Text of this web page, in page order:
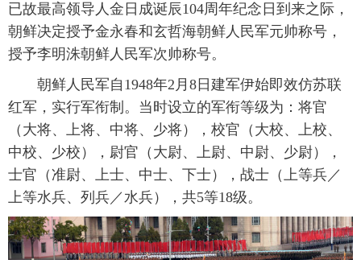
已故最高领导人金日成诞辰104周年纪念日到来之际，
朝鲜决定授予金永春和玄哲海朝鲜人民军元帅称号，
授予李明洙朝鲜人民军次帅称号。
朝鲜人民军自1948年2月8日建军伊始即效仿苏联
红军，实行军衔制。当时设立的军衔等级为：将官
（大将、上将、中将、少将），校官（大校、上校、
中校、少校），尉官（大尉、上尉、中尉、少尉），
士官（准尉、上士、中士、下士），战士（上等兵／
上等水兵、列兵／水兵），共5等18级。